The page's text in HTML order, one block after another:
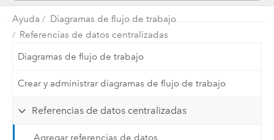
Ayuda
Diagramas de flujo de trabajo
Referencias de datos centralizadas
Diagramas de flujo de trabajo
Crear y administrar diagramas de flujo de trabajo
Referencias de datos centralizadas